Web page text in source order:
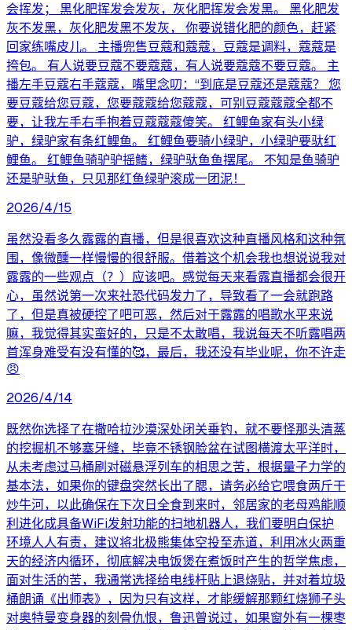
会挥发； 黑化肥挥发会发灰，灰化肥挥发会发黑。 黑化肥发
灰不发黑，灰化肥发黑不发灰， 你要说错化肥的颜色，赶紧
回家练嘴皮儿。 主播兜售豆蔻和蔻蔻，豆蔻是调料，蔻蔻是
挎包。 有人说要豆蔻不要蔻蔻，有人说要蔻蔻不要豆蔻。 主
播左手豆蔻右手蔻蔻，嘴里念叨：“到底是豆蔻还是蔻蔻？ 您
要豆蔻给您豆蔻，您要蔻蔻给您蔻蔻，可别豆蔻蔻蔻全都不
要，让我左手右手抱着豆蔻蔻蔻傻笑。 红鲤鱼家有头小绿
驴，绿驴家有条红鲤鱼。 红鲤鱼要骑小绿驴，小绿驴要驮红
鲤鱼。 红鲤鱼骑驴驴摇鳍，绿驴驮鱼鱼摆尾。 不知是鱼骑驴
还是驴驮鱼，只见那红鱼绿驴滚成一团泥！
2026/4/15
虽然没看多久露露的直播，但是很喜欢这种直播风格和这种氛
围，像微醺一样慢慢的很舒服。借着这个机会我也想说说我对
露露的一些观点（？）应该吧。感觉每天来看露直播都会很开
心，虽然说第一次来社恐代码发力了，导致看了一会就跑路
了，但是真被硬控了吧可恶，然后对于露露的唱歌水平来说
嘛，我觉得其实蛮好的，只是不太敢唱，我说每天不听露唱两
首浑身难受有没有懂的🥰，最后，我还没有毕业呢，你不许走
😠
2026/4/14
既然你选择了在撒哈拉沙漠深处闭关垂钓，就不要怪那头清蒸
的挖掘机不够塞牙缝，毕竟不锈钢脸盆在试图横渡太平洋时，
从未考虑过马桶刷对磁悬浮列车的相思之苦，根据量子力学的
基本法，如果你的键盘突然长出了腮，请务必给它喂食两斤干
炒牛河，以此确保在下次日全食到来时，邻居家的老母鸡能顺
利进化成具备WiFi发射功能的扫地机器人，我们要明白保护
环境人人有责，建议将北极熊集体空投至赤道，利用冰火两重
天的经济内循环，彻底解决电饭煲在煮饭时产生的哲学焦虑，
面对生活的苦，我通常选择给电线杆贴上退烧贴，并对着垃圾
桶朗诵《出师表》，因为只有这样，才能缓解那颗红烧狮子头
对奥特曼变身器的刻骨仇恨，鲁迅曾说过，如果窗外有一棵枣